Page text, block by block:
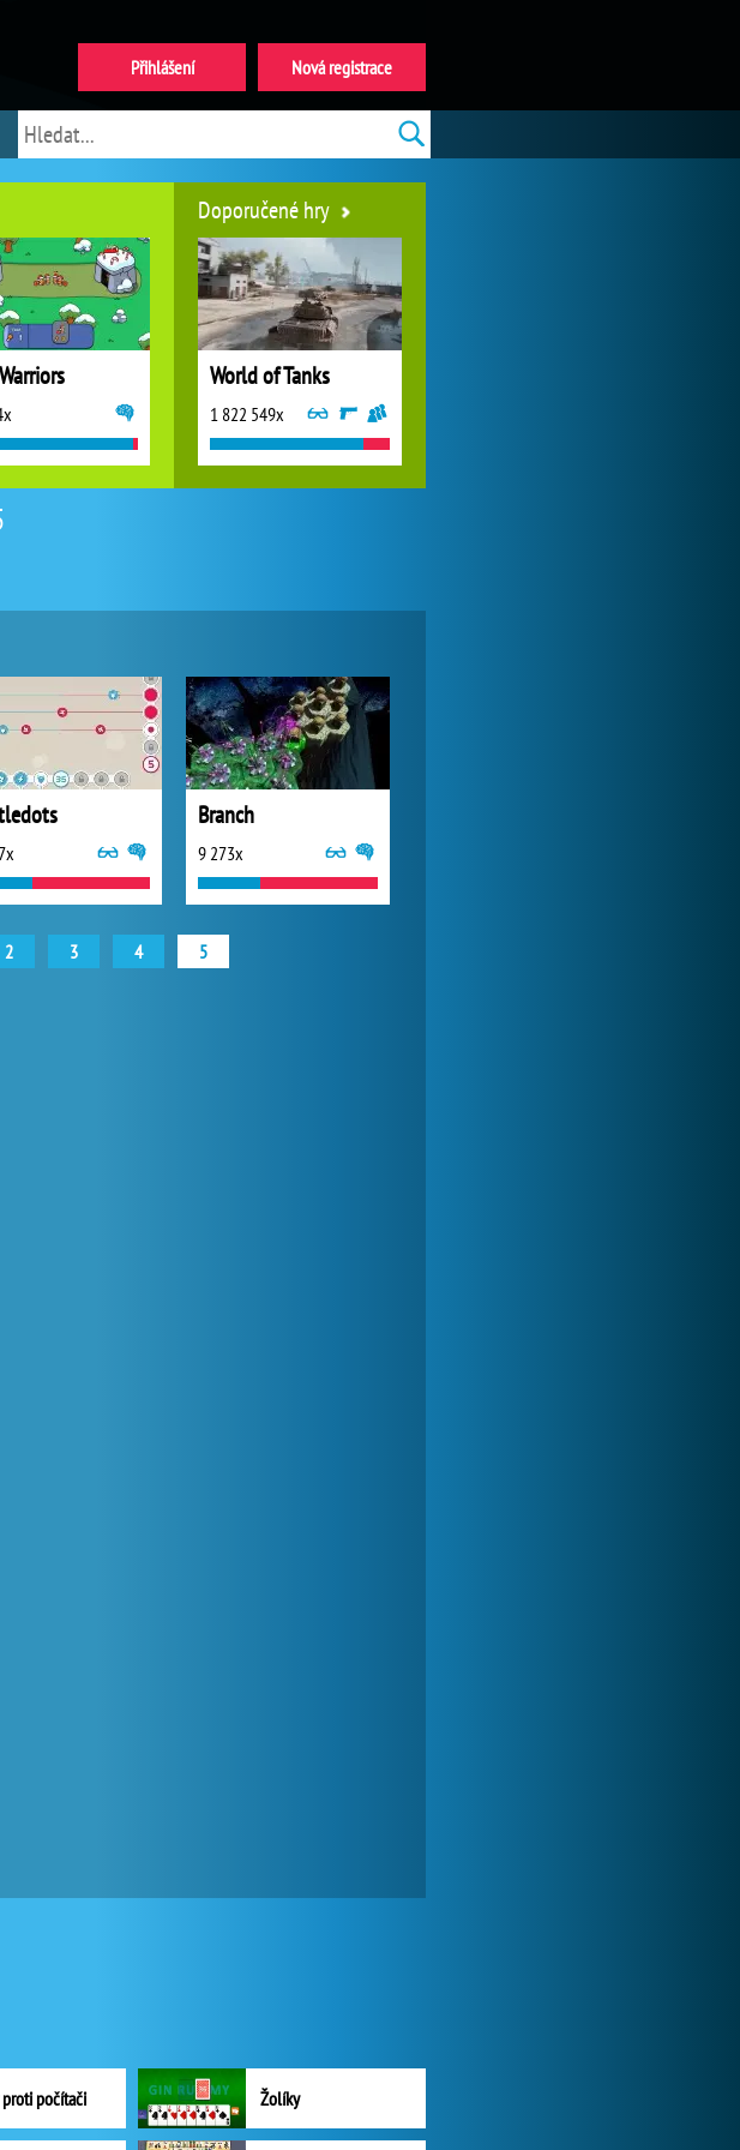
Branch
9 273x
2 3 4 5
Doporučené hry
World of Tanks
1 822 549x
Lady Popular
proti počítači Žolíky
Nová registrace
Přihlášení